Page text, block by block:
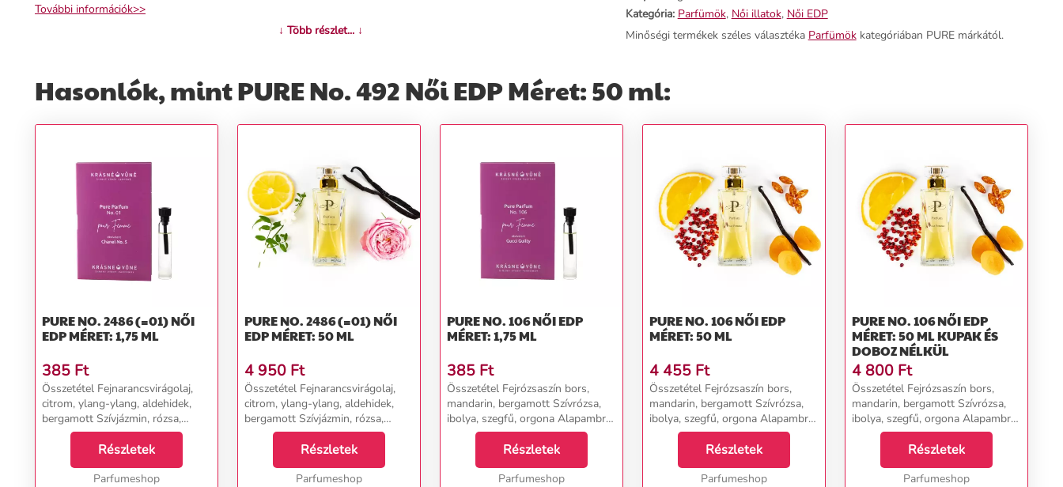
További információk>>
↓ Több részlet... ↓
Kategória: Parfümök, Női illatok, Női EDP
Minőségi termékek széles választéka Parfümökkategóriában PURE márkától.
Hasonlók, mint PURE No. 492 Női EDP Méret: 50 ml:
PURE NO. 2486 (=01) NŐI
EDP MÉRET: 1,75 ML
385 Ft
Összetétel Fejnarancsvirágolaj,
citrom, ylang-ylang, aldehidek,
bergamott Szívjázmin, rózsa,
gyöngyvirág Alapvetiver, cibet,
pacsuli, borostyán, pézsma,
vanília, szantálfa...
Részletek
Parfumeshop
PURE NO. 2486 (=01) NŐI
EDP MÉRET: 50 ML
4 950 Ft
Összetétel Fejnarancsvirágolaj,
citrom, ylang-ylang, aldehidek,
bergamott Szívjázmin, rózsa,
gyöngyvirág Alapvetiver, cibet,
pacsuli, borostyán, pézsma,
vanília, szantálfa...
Részletek
Parfumeshop
PURE NO. 106 NŐI EDP
MÉRET: 1,75 ML
385 Ft
Összetétel Fejrózsaszín bors,
mandarin, bergamott Szívrózsa,
ibolya, szegfű, orgona Alapambra,
pacsuli, fehér pézsma, vanília...
Részletek
Parfumeshop
PURE NO. 106 NŐI EDP
MÉRET: 50 ML
4 455 Ft
Összetétel Fejrózsaszín bors,
mandarin, bergamott Szívrózsa,
ibolya, szegfű, orgona Alapambra,
pacsuli, fehér pézsma, vanília...
Részletek
Parfumeshop
PURE NO. 106 NŐI EDP
MÉRET: 50 ML KUPAK ÉS
DOBOZ NÉLKÜL
4 800 Ft
Összetétel Fejrózsaszín bors,
mandarin, bergamott Szívrózsa,
ibolya, szegfű, orgona Alapambra,
pacsuli, fehér pézsma, vanília...
Részletek
Parfumeshop